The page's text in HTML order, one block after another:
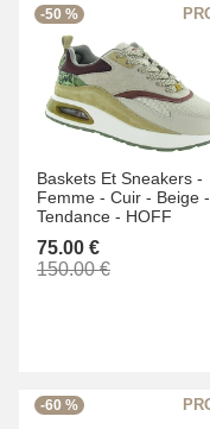
-50 %
Baskets Et Sneakers -
Femme - Cuir - Beige -
Tendance - HOFF
75.00 €
150.00 €
-60 %